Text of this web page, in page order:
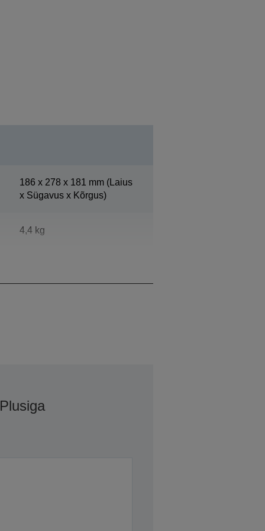
186‎ x 278 x 181 mm (Laius
x Sügavus x Kõrgus)
4,4 kg